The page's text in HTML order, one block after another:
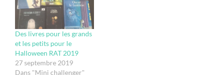
Des livres pour les grands
et les petits pour le
Halloween RAT 2019
27 septembre 2019
Dans "Mini challenger"